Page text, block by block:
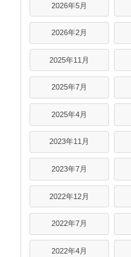
2026年5月
2026年2月
2025年11月
2025年7月
2025年4月
2023年11月
2023年7月
2022年12月
2022年7月
2022年4月